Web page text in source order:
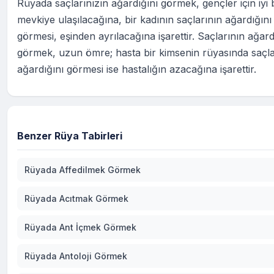
Rüyada saçlarınızın ağardığını görmek, gençler için iyi
mevkiye ulaşılacağına, bir kadının saçlarının ağardığını
görmesi, eşinden ayrılacağına işarettir. Saçlarının
görmek, uzun ömre; hasta bir kimsenin rüyasında
ağardığını görmesi ise hastalığın azacağına işarettir.
Benzer Rüya Tabirleri
Rüyada Affedilmek Görmek
Rüyada Acıtmak Görmek
Rüyada Ant İçmek Görmek
Rüyada Antoloji Görmek